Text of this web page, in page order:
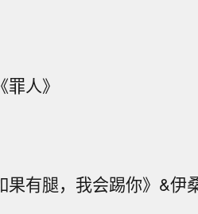
人》
果有腿，我会踢你》&伊